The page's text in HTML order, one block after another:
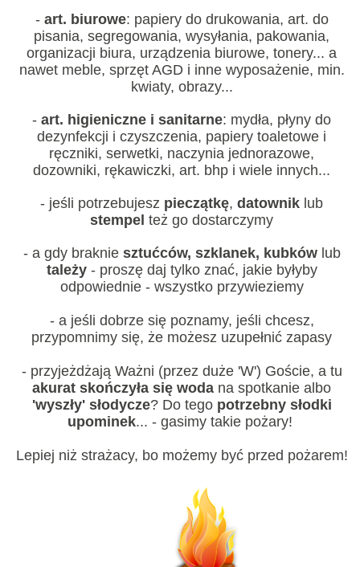
- art. biurowe: papiery do drukowania, art. do
pisania, segregowania, wysyłania, pakowania,
organizacji biura, urządzenia biurowe, tonery... a
nawet meble, sprzęt AGD i inne wyposażenie, min.
kwiaty, obrazy...
- art. higieniczne i sanitarne: mydła, płyny do
dezynfekcji i czyszczenia, papiery toaletowe i
ręczniki, serwetki, naczynia jednorazowe,
dozowniki, rękawiczki, art. bhp i wiele innych...
- jeśli potrzebujesz pieczątkę, datownik lub
stempel też go dostarczymy
- a gdy braknie sztućców, szklanek, kubkówlub
tależy- proszę daj tylko znać, jakie byłyby
odpowiednie - wszystko przywieziemy
- a jeśli dobrze się poznamy, jeśli chcesz,
przypomnimy się, że możesz uzupełnić zapasy
- przyjeżdżają Ważni (przez duże 'W') Goście, a tu
akurat skończyła się woda na spotkanie albo
'wyszły' słodycze? Do tego potrzebny słodki
upominek... - gasimy takie pożary!
Lepiej niż strażacy, bo możemy być przed pożarem!